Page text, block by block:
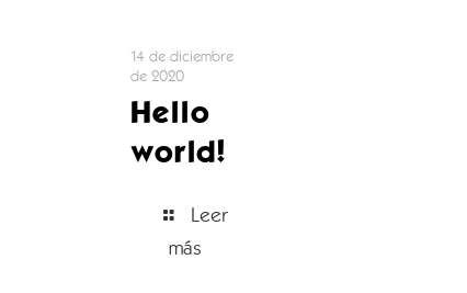
14 de diciembre
de 2020
Hello
world!
Leer
más